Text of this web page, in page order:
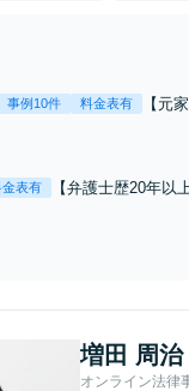
事例10件 料金表有
【元
見る
金表有
【弁護士歴20年以
書の変更をはじめ
増田 周治
オンライン法律